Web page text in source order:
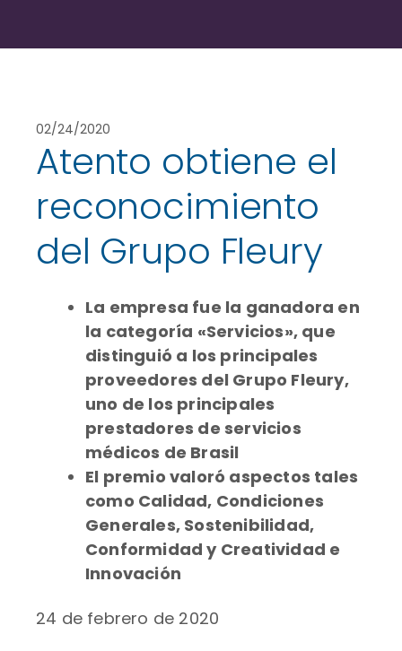
02/24/2020
Atento obtiene el
reconocimiento
del Grupo Fleury
La empresa fue la ganadora en
la categoría «Servicios», que
distinguió a los principales
proveedores del Grupo Fleury,
uno de los principales
prestadores de servicios
médicos de Brasil
El premio valoró aspectos tales
como Calidad, Condiciones
Generales, Sostenibilidad,
Conformidad y Creatividad e
Innovación
24 de febrero de 2020